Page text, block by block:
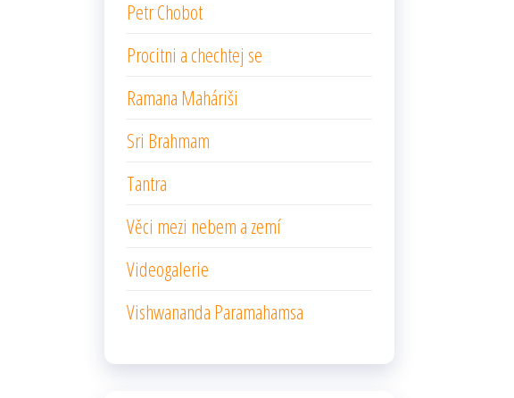
Petr Chobot
Procitni a chechtej se
Ramana Maháriši
Sri Brahmam
Tantra
Věci mezi nebem a zemí
Videogalerie
Vishwananda Paramahamsa